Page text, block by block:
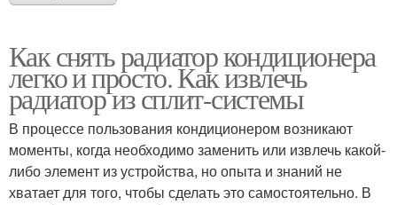
Как снять радиатор кондиционера
легко и просто. Как извлечь
радиатор из сплит-системы
В процессе пользования кондиционером возникают
моменты, когда необходимо заменить или извлечь какой-
либо элемент из устройства, но опыта и знаний не
хватает для того, чтобы сделать это самостоятельно. В